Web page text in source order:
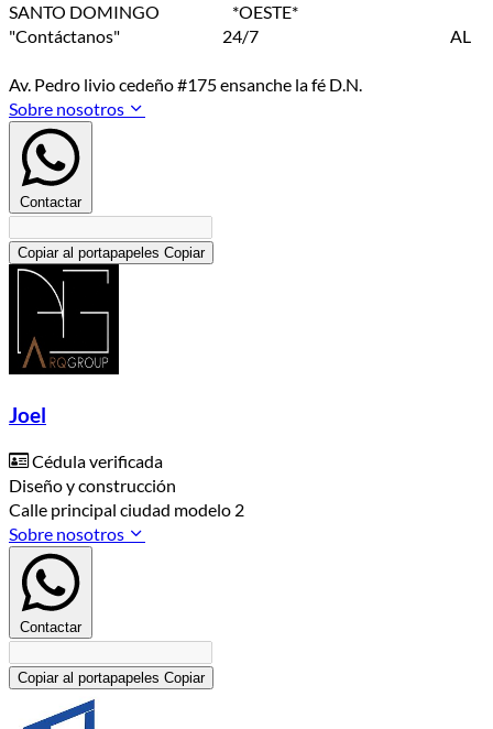
SANTO DOMINGO *OESTE*
"Contáctanos" 24/7 AL
Av. Pedro livio cedeño #175 ensanche la fé D.N.
Sobre nosotros
Contactar
Copiar al portapapeles Copiar
Joel
Cédula verificada
Diseño y construcción
Calle principal ciudad modelo 2
Sobre nosotros
Contactar
Copiar al portapapeles Copiar